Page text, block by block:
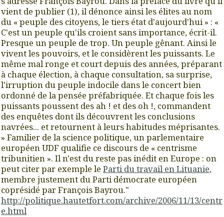
vient de publier (1), il dénonce ainsi les élites au nom
du « peuple des citoyens, le tiers état d'aujourd'hui » : «
C'est un peuple qu'ils croient sans importance, écrit-il.
Presque un peuple de trop. Un peuple gênant. Ainsi le
vivent les pouvoirs, et le considèrent les puissants. Le
même mal ronge et court depuis des années, préparant
à chaque élection, à chaque consultation, sa surprise,
l'irruption du peuple indocile dans le concert bien
ordonné de la pensée préfabriquée. Et chaque fois les
puissants poussent des ah ! et des oh !, commandent
des enquêtes dont ils découvrent les conclusions
navrées... et retournent à leurs habitudes méprisantes.
» Familier de la science politique, un parlementaire
européen UDF qualifie ce discours de « centrisme
tribunitien ». Il n'est du reste pas inédit en Europe : on
peut citer par exemple le Parti du travail en Lituanie,
membre justement du Parti démocrate européen
coprésidé par François Bayrou."
http://politique.hautetfort.com/archive/2006/11/13/centr
e.html